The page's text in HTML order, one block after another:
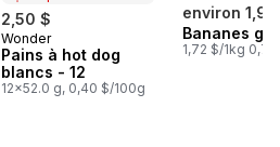
2,50 $
Préparé au Canada
Wonder
Pains à hot dog
blancs - 12
12x52.0 g, 0,40 $/100g
environ
Bananes
1,72 $/1kg